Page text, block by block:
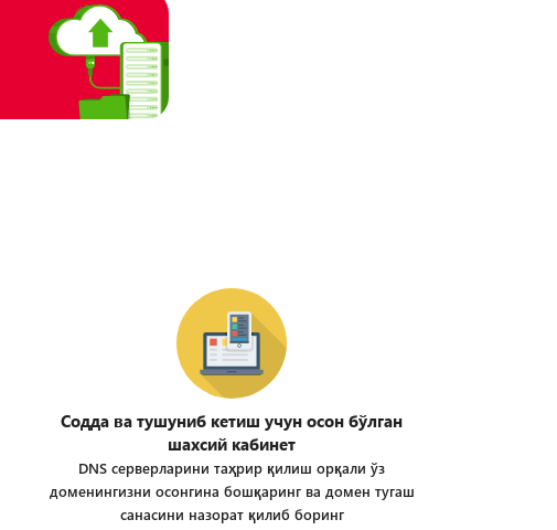
Содда ва тушуниб кетиш учун осон бўлган
шахсий кабинет
DNS серверларини таҳрир қилиш орқали ўз
доменингизни осонгина бошқаринг ва домен тугаш
санасини назорат қилиб боринг